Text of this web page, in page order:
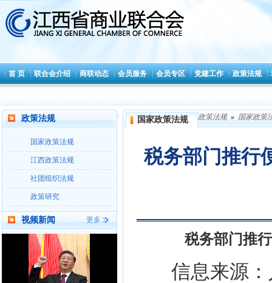
首 页 联合会介绍 商联动态 会员服务 会员专区 党建工作 政策法规
政策法规
国家政策法规
江西政策法规
社团组织法规
政策研究
更多
视频新闻
. 政策法规» 国家政策
国家政策法规
税务部门推行
税务部门推
信息来源